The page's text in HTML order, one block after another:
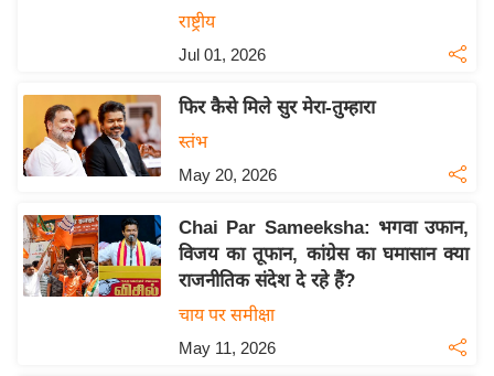
उ
ग
ज
त
वि
शे
राष्ट्रीय
Jul 01, 2026
फिर कैसे मिले सुर मेरा-तुम्हारा
स्तंभ
May 20, 2026
Chai Par Sameeksha: भगवा उफान,
विजय का तूफान, कांग्रेस का घमासान क्या
राजनीतिक संदेश दे रहे हैं?
चाय पर समीक्षा
May 11, 2026